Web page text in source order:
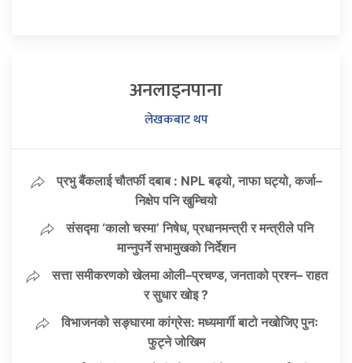
अनलाइनपाना
लेखकबाट थप
प्रभु बैंकलाई चौतर्फी दबाब : NPL बढ्यो, नाफा घट्यो, कर्जा–
निक्षेप पनि खुम्चियो
संसद्मा ‘कालो चस्मा’ निषेध, प्रधानमन्त्री र मन्त्रीले पनि
मान्नुपर्ने सभामुखको निर्देशन
सत्ता समीकरणको खेलमा ओली–प्रचण्ड, जनताको प्रश्न– राहत
र सुधार खोइ ?
विभाजनको सङ्घारमा कांग्रेस: मध्यमार्गी बाटो नखोजिए पुनः
फुट्ने जोखिम